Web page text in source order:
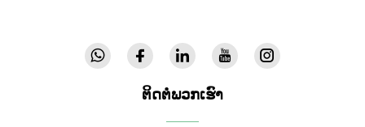
ຕິດຕໍ່ພວກເຮົາ